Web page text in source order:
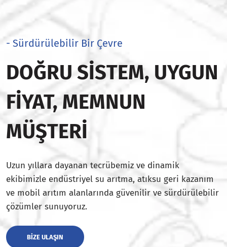
- Sürdürülebilir Bir Çevre
DOĞRU SISTEM, UYGUN
FIYAT, MEMNUN
MÜŞTERI
Uzun yıllara dayanan tecrübemiz ve dinamik
ekibimizle endüstriyel su arıtma, atıksu geri kazanım
ve mobil arıtım alanlarında güvenilir ve sürdürülebilir
çözümler sunuyoruz.
BIZE ULAŞIN